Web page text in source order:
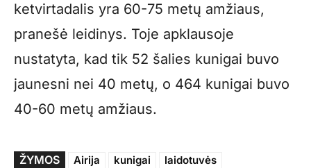
ketvirtadalis yra 60-75 metų amžiaus,
pranešė leidinys. Toje apklausoje
nustatyta, kad tik 52 šalies kunigai buvo
jaunesni nei 40 metų, o 464 kunigai buvo
40-60 metų amžiaus.
ŽYMOS Airija kunigai
laidotuvės